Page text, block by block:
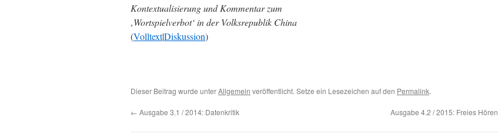
Kontextualisierung und Kommentar zum
‚Wortspielverbot‘ in der Volksrepublik China
(Volltext|Diskussion)
Dieser Beitrag wurde unterAllgemein veröffentlicht. Setze ein Lesezeichen auf den Permalink.
← Ausgabe 3.1 / 2014: Datenkritik Ausgabe 4.2 / 2015: Freies Hören